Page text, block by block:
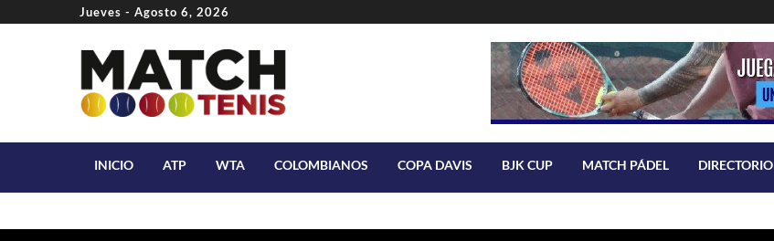
Jueves - Agosto 6, 2026
INICIO ATP WTA COLOMBIANOS COPA DAVIS BJK CUP MATCH PÁDEL DIRECTORIO